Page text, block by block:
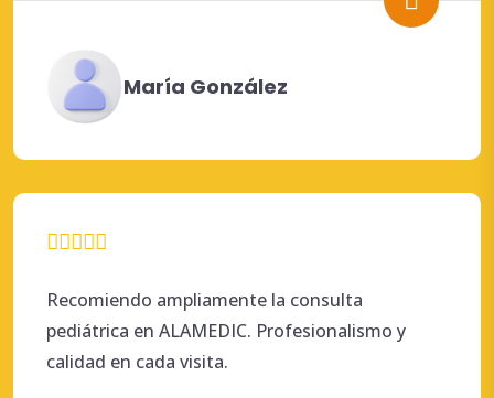
María González
Recomiendo ampliamente la consulta
pediátrica en ALAMEDIC. Profesionalismo y
calidad en cada visita.